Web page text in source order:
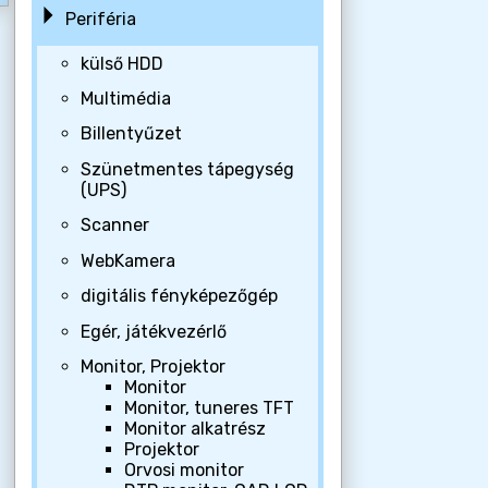
Periféria
külső HDD
Multimédia
Billentyűzet
Szünetmentes tápegység
(UPS)
Scanner
WebKamera
digitális fényképezőgép
Egér, játékvezérlő
Monitor, Projektor
Monitor
Monitor, tuneres TFT
Monitor alkatrész
Projektor
Orvosi monitor